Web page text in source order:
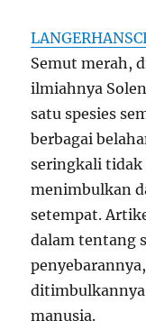
Semut merah,
ilmiahnya
satu spesies
berbagai
seringkali tidak
menimbulkan
setempat.
dalam tentang
manusia.